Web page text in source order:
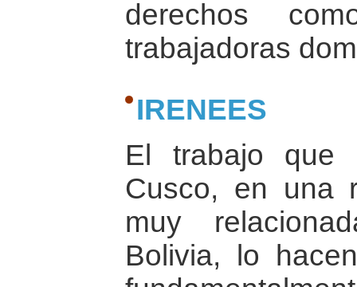
derechos
trabajadoras
IRENEES
El trabajo que
Cusco, en una
muy
Bolivia, lo